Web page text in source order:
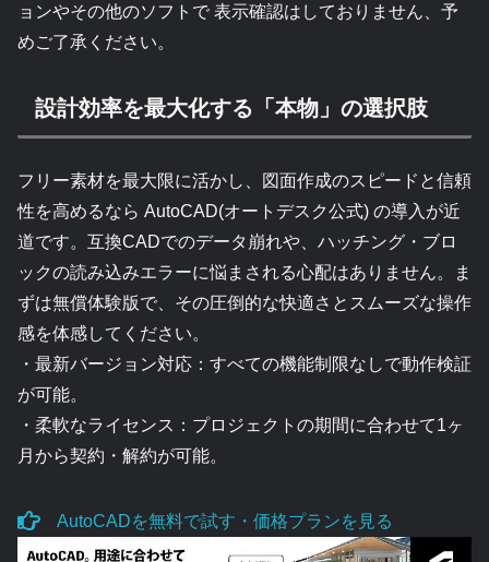
ョンやその他のソフトで 表示確認はしておりません、予
めご了承ください。
設計効率を最大化する「本物」の選択肢
フリー素材を最大限に活かし、図面作成のスピードと信頼
性を高めるなら AutoCAD(オートデスク公式) の導入が近
道です。互換CADでのデータ崩れや、ハッチング・ブロ
ックの読み込みエラーに悩まされる心配はありません。ま
ずは無償体験版で、その圧倒的な快適さとスムーズな操作
感を体感してください。
・最新バージョン対応：すべての機能制限なしで動作検証
が可能。
・柔軟なライセンス：プロジェクトの期間に合わせて1ヶ
月から契約・解約が可能。
AutoCADを無料で試す・価格プランを見る